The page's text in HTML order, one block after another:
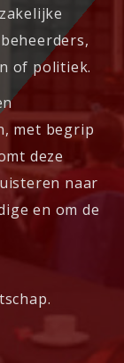
of politiek.
met begrip
deze
naar
en om de